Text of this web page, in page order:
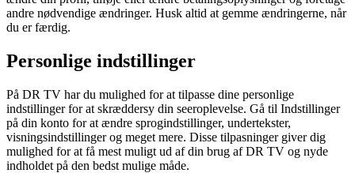
andre nødvendige ændringer. Husk altid at gemme ændringerne, når
du er færdig.
Personlige indstillinger
På DR TV har du mulighed for at tilpasse dine personlige
indstillinger for at skræddersy din seeroplevelse. Gå til Indstillinger
på din konto for at ændre sprogindstillinger, undertekster,
visningsindstillinger og meget mere. Disse tilpasninger giver dig
mulighed for at få mest muligt ud af din brug af DR TV og nyde
indholdet på den bedst mulige måde.